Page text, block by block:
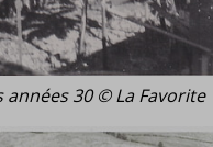
30 © La Favorite